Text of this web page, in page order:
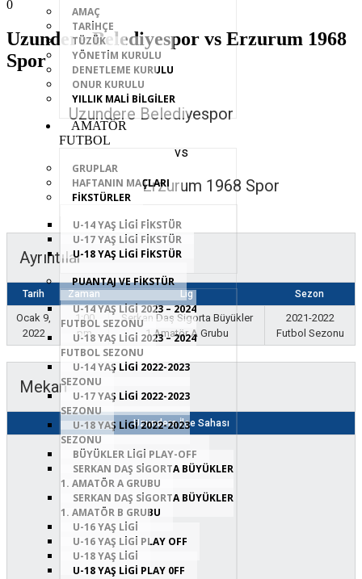
AMAÇ
TARİHÇE
TÜZÜK
YÖNETİM KURULU
DENETLEME KURULU
ONUR KURULU
YILLIK MALİ BİLGİLER
AMATÖR
FUTBOL
GRUPLAR
HAFTANIN MAÇLARI
FİKSTÜRLER
U-14 YAŞ LİGİ FİKSTÜR
U-17 YAŞ LİGİ FİKSTÜR
U-18 YAŞ LİGİ FİKSTÜR
PUANTAJ VE FİKSTÜR
U-14 YAŞ LİGİ 2023 – 2024
FUTBOL SEZONU
U-18 YAŞ LİGİ 2023 – 2024
FUTBOL SEZONU
U-14 YAŞ LİGİ 2022-2023
SEZONU
U-17 YAŞ LİGİ 2022-2023
SEZONU
U-18 YAŞ LİGİ 2022-2023
SEZONU
BÜYÜKLER LİGİ PLAY-OFF
SERKAN DAŞ SIGORTA BÜYÜKLER
1. AMATÖR A GRUBU
SERKAN DAŞ SIGORTA BÜYÜKLER
1. AMATÖR B GRUBU
U-16 YAŞ LİGİ
U-16 YAŞ LIGI PLAY OFF
U-18 YAŞ LIGI
U-18 YAŞ LİGİ PLAY 0FF
0
Uzundere Belediyespor vs Erzurum 1968
Spor
Uzundere Belediyespor
vs
Erzurum 1968 Spor
Ayrıntılar
Tarih Zaman Lig Sezon
Ocak 9,
2022
1:00
pm
Serkan Daş Sigorta Büyükler
1.Amatör A Grubu
2021-2022
Futbol Sezonu
Mekan
Uzundere İlçe Sahası